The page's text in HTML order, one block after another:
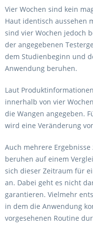
Vier Wochen sind kein
Haut identisch aussehen
sind vier Wochen jedoch
der angegebenen
dem Studienbeginn und
Anwendung beruhen.
Laut
innerhalb von vier
die Wangen angegeben.
wird eine Veränderung
Auch mehrere
beruhen auf einem
sich dieser Zeitraum für
an. Dabei geht es nicht
garantieren. Vielmehr
in dem die Anwendung
vorgesehenen Routine